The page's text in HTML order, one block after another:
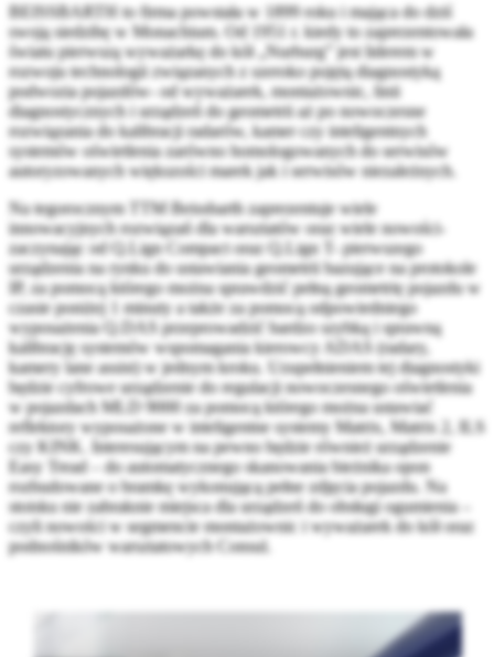
BEISSBARTH to firma powstała w 1899 roku i mająca do dziś
swoją siedzibę w Monachium. Od 1951 r. kiedy to zaprezentowała
światu pierwszą wyważarkę do kół „Nurburg” jest liderem w
rozwoju technologii związanych z szeroko pojętą diagnostyką
podwozia pojazdów- od wyważarek, montażownic, linii
diagnostycznych i urządzeń do geometrii aż po nowoczesne
rozwiązania do kalibracji radarów, kamer czy inteligentnych
systemów oświetlenia zarówno homologowanych do serwisów
autoryzowanych większości marek jak i serwisów niezależnych.
Na tegorocznym TTM Beissbarth zaprezentuje wiele
innowacyjnych rozwiązań dla warsztatów oraz wiele nowości-
zaczynając od Q.Lign Compact oraz Q.Lign T- pierwszego
urządzenia na rynku do ustawiania geometrii bazujące na protokole
IP, za pomocą którego można sprawdzić pełną geometrię pojazdu w
czasie poniżej 1 minuty a także za pomocą odpowiedniego
wyposażenia Q.DAS przeprowadzić bardzo szybką i sprawną
kalibrację systemów wspomagania kierowcy ADAS (radary,
kamery lane assist) w jednym kroku. Uzupełnieniem tej diagnostyki
będzie cyfrowe urządzenie do regulacji nowoczesnego oświetlenia
w pojazdach MLD 9000 za pomocą którego można ustawiać
reflektory wyposażone w inteligentne systemy Matrix, Matrix 2, ILS
czy KINK. Interesującym na pewno będzie również urządzenie
Easy Tread – do automatycznego skanowania bieżnika opon
rozbudowane o bramkę wykonującą pełne zdjęcia pojazdu. Na
stoisku nie zabraknie miejsca dla urządzeń do obsługi ogumienia –
czyli nowości w segmencie montażownic i wyważarek do kół oraz
podnośników warsztatowych Consul.